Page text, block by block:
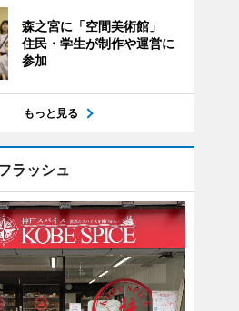
森之宮に「空間美術館」
住民・学生が制作や運営に
参加
もっと見る
ラッシュ